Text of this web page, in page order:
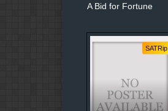
A Bid for Fortune
SATRip